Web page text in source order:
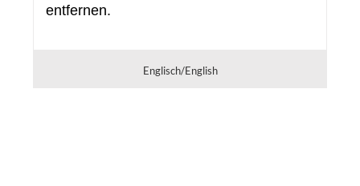
entfernen.
Englisch/English